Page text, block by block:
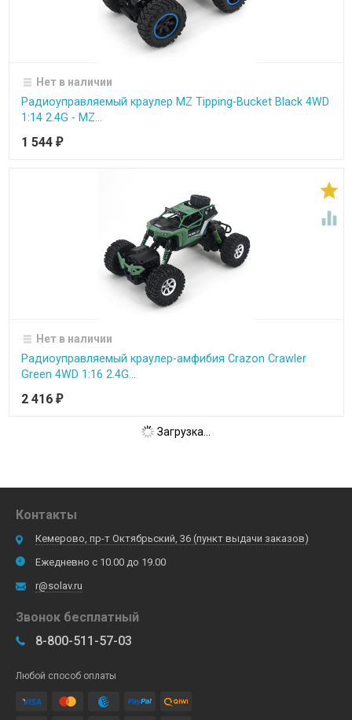
Нет в наличии
Радиоуправляемый краулер MZ Tipping-Bucket Black 4WD
1:14 2.4G - MZ...
1 544 ₽


Нет в наличии
Радиоуправляемый краулер-амфибия Crazon Crawler
Green 4WD 1:16 2.4G...
2 416 ₽
Загрузка...
Контакты
Кемерово, пр-т Октябрьский, 36 (пункт выдачи заказов)
Ежедневно с 10.00 до 19.00
r@solav.ru
Звонок бесплатный
8-800-511-57-03
Любой способ оплаты